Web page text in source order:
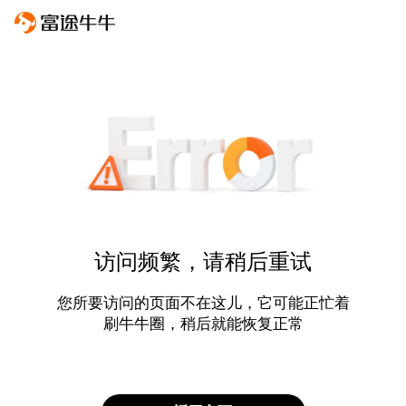
访问频繁，请稍后重试
您所要访问的页面不在这儿，它可能正忙着
刷牛牛圈，稍后就能恢复正常